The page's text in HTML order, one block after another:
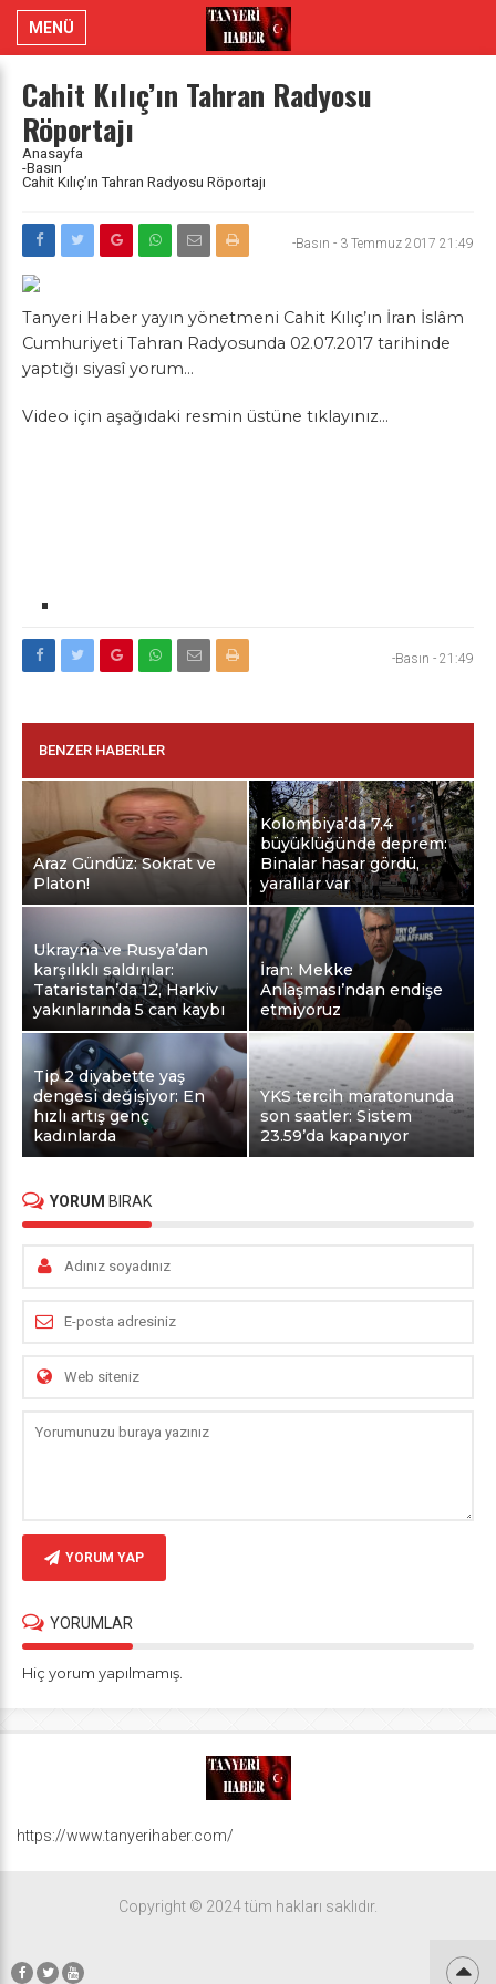
MENÜ
Cahit Kılıç’ın Tahran Radyosu
Röportajı
Anasayfa
-Basın
Cahit Kılıç’ın Tahran Radyosu Röportajı
-Basın - 3 Temmuz 2017 21:49
Tanyeri Haber yayın yönetmeni Cahit Kılıç’ın İran İslâm
Cumhuriyeti Tahran Radyosunda 02.07.2017 tarihinde
yaptığı siyasî yorum…
Video için aşağıdaki resmin üstüne tıklayınız…
-Basın - 21:49
BENZER HABERLER
Araz Gündüz: Sokrat ve
Platon!
Kolombiya’da 7,4
büyüklüğünde deprem:
Binalar hasar gördü,
yaralılar var
Ukrayna ve Rusya’dan
karşılıklı saldırılar:
Tataristan’da 12, Harkiv
yakınlarında 5 can kaybı
İran: Mekke
Anlaşması’ndan endişe
etmiyoruz
Tip 2 diyabette yaş
dengesi değişiyor: En
hızlı artış genç
kadınlarda
YKS tercih maratonunda
son saatler: Sistem
23.59’da kapanıyor
YORUM BIRAK
YORUM YAP
YORUMLAR
Hiç yorum yapılmamış.
https://www.tanyerihaber.com/
Copyright © 2024 tüm hakları saklıdır.